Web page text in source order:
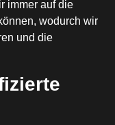
immer auf die
wodurch wir
und die